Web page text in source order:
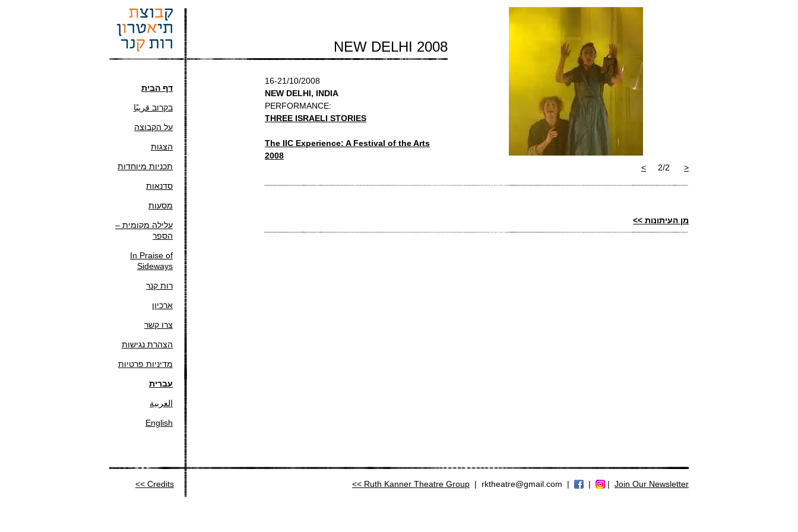
NEW DELHI 2008
<
2/2
>
16-21/10/2008
NEW DELHI, INDIA
PERFORMANCE:
THREE ISRAELI STORIES
The IIC Experience: A Festival of the Arts
2008
מן העיתונות >>
דף הבית
בקרוב قريبًا
על הקבוצה
הצגות
תכניות מיוחדות
סדנאות
מסעות
עלילה מקומית –
הספר
In Praise of
Sideways
רות קנר
ארכיון
צרו קשר
הצהרת נגישות
מדיניות פרטיות
עברית
العربية
English
Ruth Kanner Theatre Group | rktheatre@gmail.com | | | Join Our Newsletter >>
Credits >>